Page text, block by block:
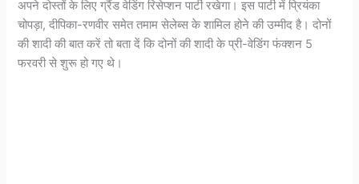
अपने दोस्तों के लिए ग्रैंड वेडिंग रिसेप्शन पार्टी रखेगा। इस पार्टी में प्रियंका
चोपड़ा, दीपिका-रणवीर समेत तमाम सेलेब्स के शामिल होने की उम्मीद है। दोनों
की शादी की बात करें तो बता दें कि दोनों की शादी के प्री-वेडिंग फंक्शन 5
फरवरी से शुरू हो गए थे।